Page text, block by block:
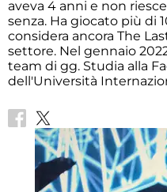
aveva 4 anni e non
senza. Ha giocato più di
considera ancora The
settore. Nel gennaio
team di gg. Studia alla
dell'Università